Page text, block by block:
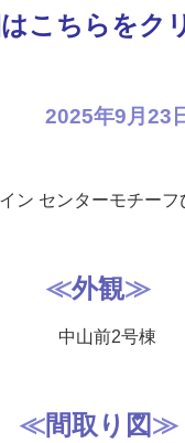
こちらをク
2025年9月23
≪外観≫
≪間取り図≫